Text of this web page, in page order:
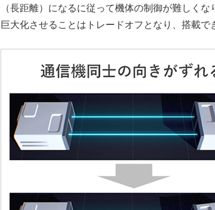
（長距離）になるに従って機体の制御が難しく
巨大化させることはトレードオフとなり、搭載で